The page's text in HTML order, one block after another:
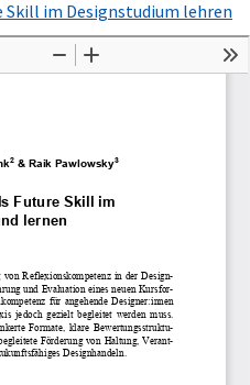
im Designstudium lehren